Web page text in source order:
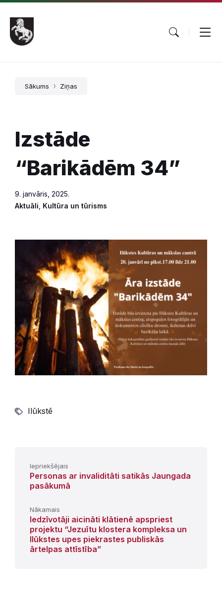
Pāriet
saturu
Skip
main
navigation
Skip
footer
Sākums Ziņas
Izstāde
“Barikādēm 34”
9. janvāris, 2025.
Aktuāli Kultūra un tūrisms
Ilūkstē
Iepriekšējais
Personas ar invaliditāti satikās Jaungada
pasākumā
Nākamais
Iedzīvotāji aicināti klātienē apspriest
projektu “Jezuītu klostera kompleksa un
Ilūkstes upes piekrastes publiskās
ārtelpas attīstība”